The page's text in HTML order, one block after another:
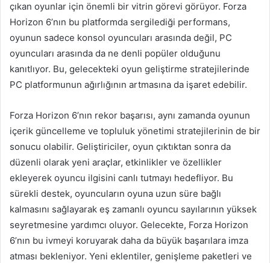
çıkan oyunlar için önemli bir vitrin görevi görüyor. Forza
Horizon 6’nın bu platformda sergilediği performans,
oyunun sadece konsol oyuncuları arasında değil, PC
oyuncuları arasında da ne denli popüler olduğunu
kanıtlıyor. Bu, gelecekteki oyun geliştirme stratejilerinde
PC platformunun ağırlığının artmasına da işaret edebilir.
Forza Horizon 6’nın rekor başarısı, aynı zamanda oyunun
içerik güncelleme ve topluluk yönetimi stratejilerinin de bir
sonucu olabilir. Geliştiriciler, oyun çıktıktan sonra da
düzenli olarak yeni araçlar, etkinlikler ve özellikler
ekleyerek oyuncu ilgisini canlı tutmayı hedefliyor. Bu
sürekli destek, oyuncuların oyuna uzun süre bağlı
kalmasını sağlayarak eş zamanlı oyuncu sayılarının yüksek
seyretmesine yardımcı oluyor. Gelecekte, Forza Horizon
6’nın bu ivmeyi koruyarak daha da büyük başarılara imza
atması bekleniyor. Yeni eklentiler, genişleme paketleri ve